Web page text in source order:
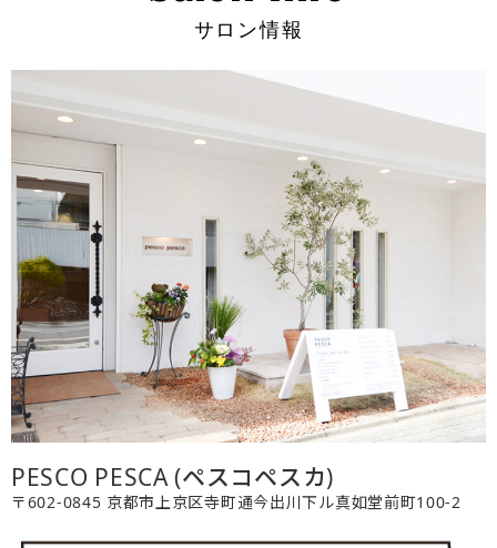
サロン情報
PESCO PESCA (ペスコペスカ)
〒602-0845 京都市上京区寺町通今出川下ル真如堂前町100-2